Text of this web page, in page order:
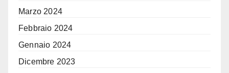
Marzo 2024
Febbraio 2024
Gennaio 2024
Dicembre 2023